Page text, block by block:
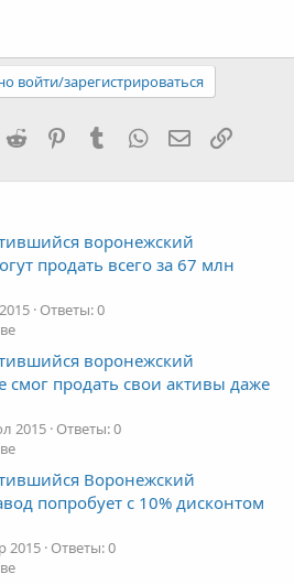
войти/зарегистрироваться
Reddit PinterestTumblr WhatsApp Ссылка
воронежский
продать всего за 67 млн
Ответы: 0
воронежский
смог продать свои активы даже
2015 Ответы: 0
Воронежский
попробует с 10% дисконтом
2015 Ответы: 0